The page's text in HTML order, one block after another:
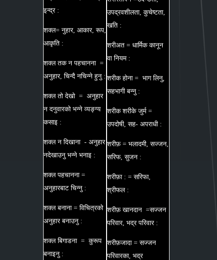
इन्द्र :
शक्ल= नुहार, आकार, रूप,
आकृति :
शक्ल तक न पहचानना =
अनुहार, चिन्दै नचिन्ने हुनु :
शक्ल तो देखो = अनुहार
न दनुवारको भन्ने व्यङ्ग्य
कसाइ :
शक्ल न दिखाना - अनुहार
नदेखाउनु भन्ने भनाइ :
शक्ल पहचानना =
अनुहारबाट चिन्नु :
शक्ल बनाना = विचित्रको
अनुहार बनाउनु :
शक्ल बिगाडना = कुरूप
बनाइनु :
उपद्रवशीलता, कुचेष्टता,
खति :
शरीअत = धार्मिक कानून
वा नियम :
शरीक होना = भाग लिनु,
सहभागी बन्नु :
शरीक शरीके जुर्म =
उपदोषी, सह- अपराधी :
शरीफ़ = भलादमी, सज्जन,
सरिफ, सुजन :
शरीफ़ा : = सरिफा,
श्रीफल :
शरीफ़ खानदान =सज्जन
परिवार, भद्र परिवार :
शरीफ़जादा = सज्जन
परिवारका, भद्र